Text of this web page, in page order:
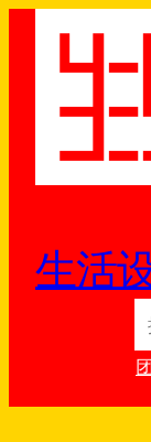
生活
a